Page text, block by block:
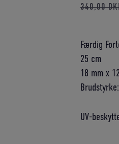
340,00
Færdig
25 cm
18 mm x
UV-